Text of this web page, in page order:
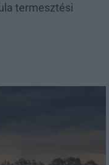
termesztési